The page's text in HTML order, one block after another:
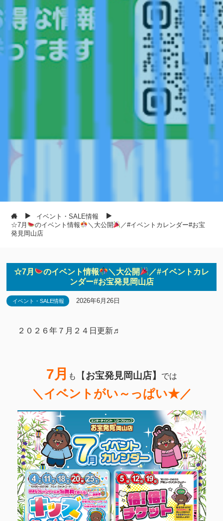
イベント・SALE情報
☆7月
のイベント情報 ＼大公開
／#イベントカレンダー#お宝
発見岡山店
☆7月 のイベント情報 ＼大公開
／#イベントカレ
ンダー#お宝発見岡山店
イベント・SALE情報 2026年6月26日
２０２６年７月２４日更新♬
7月 も 【お宝発見岡山店】 では
＼イベントがい～っぱい★／